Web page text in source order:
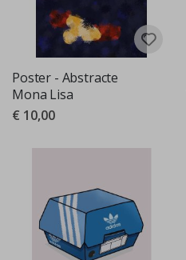
Poster - Abstracte
Mona Lisa
€ 10,00